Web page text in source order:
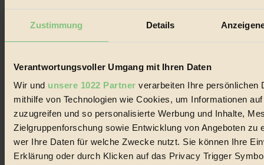
Zustimmung Details
Verantwortungsvoller Umgang mit Ihren Daten
Wir und unsere 1022 Partner verarbeiten Ihre persönlichen
mithilfe von Technologien wie Cookies, um Informationen
zuzugreifen und so personalisierte Werbung und Inhalte,
Zielgruppenforschung sowie Entwicklung von Angeboten zu
wer Ihre Daten für welche Zwecke nutzt. Sie können Ihre
Erklärung oder durch Klicken auf das Privacy Trigger
#
Landwirtschaft
Regional